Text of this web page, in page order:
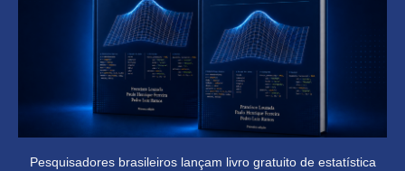
Pesquisadores brasileiros lançam livro gratuito de estatística